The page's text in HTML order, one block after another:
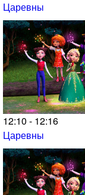
Царевны
12:10 - 12:16
Царевны